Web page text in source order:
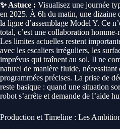
✨ Astuce : Visualisez une journée
en 2025. À 6h du matin, une dizaine
la ligne d’assemblage Model Y. Ce
total, c’est une collaboration homme-
Les limites actuelles restent
avec les escaliers irréguliers, les
imprévus qui traînent au sol. Il ne
naturel de manière fluide, nécessitant
programmées précises. La prise de
reste basique : quand une situation
robot s’arrête et demande de l’aide
Production et Timeline : Les